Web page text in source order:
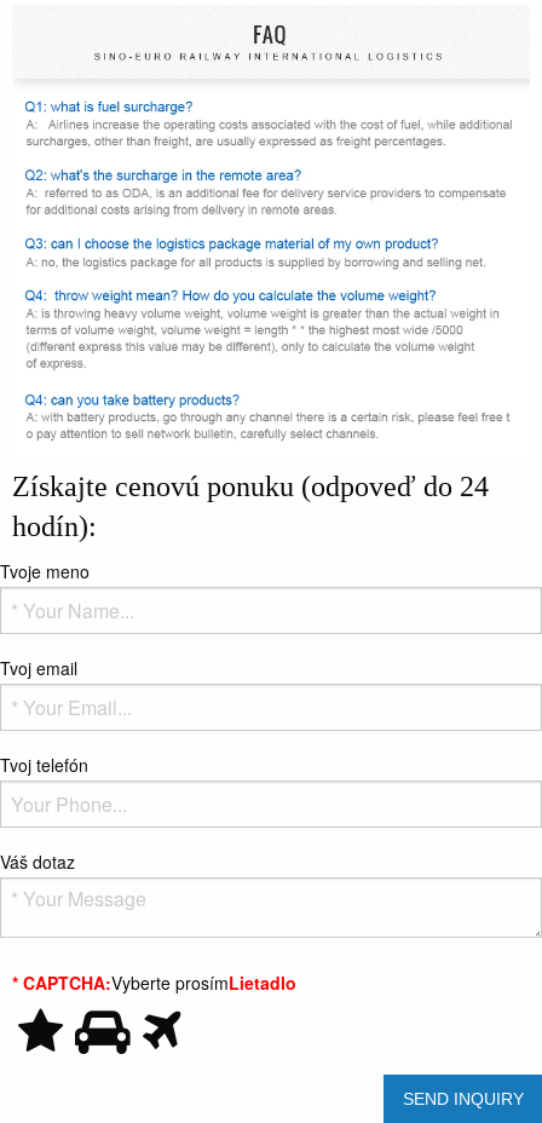
Získajte cenovú ponuku (odpoveď do 24
hodín):
Tvoje meno
Tvoj email
Tvoj telefón
Váš dotaz
* CAPTCHA:Vyberte prosímLietadlo